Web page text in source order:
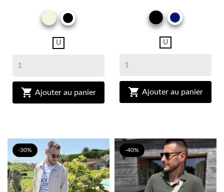
BEIGENOIR
U
 Ajouter au panier
NOIRMARINE
U
 Ajouter au panier
-30% -40%